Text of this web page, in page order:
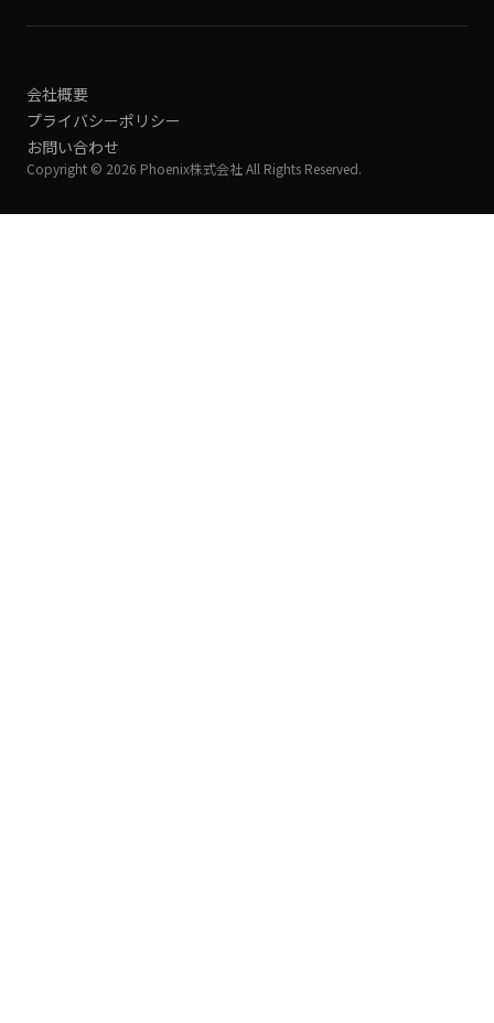
会社概要
プライバシーポリシー
お問い合わせ
Copyright © 2026 Phoenix株式会社 All Rights Reserved.